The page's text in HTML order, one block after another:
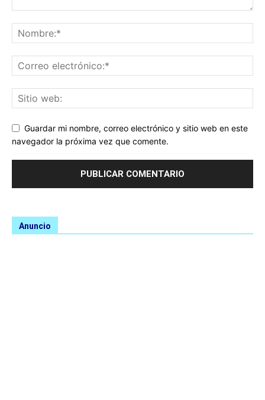
Guardar mi nombre, correo electrónico y sitio web en este
navegador la próxima vez que comente.
Anuncio